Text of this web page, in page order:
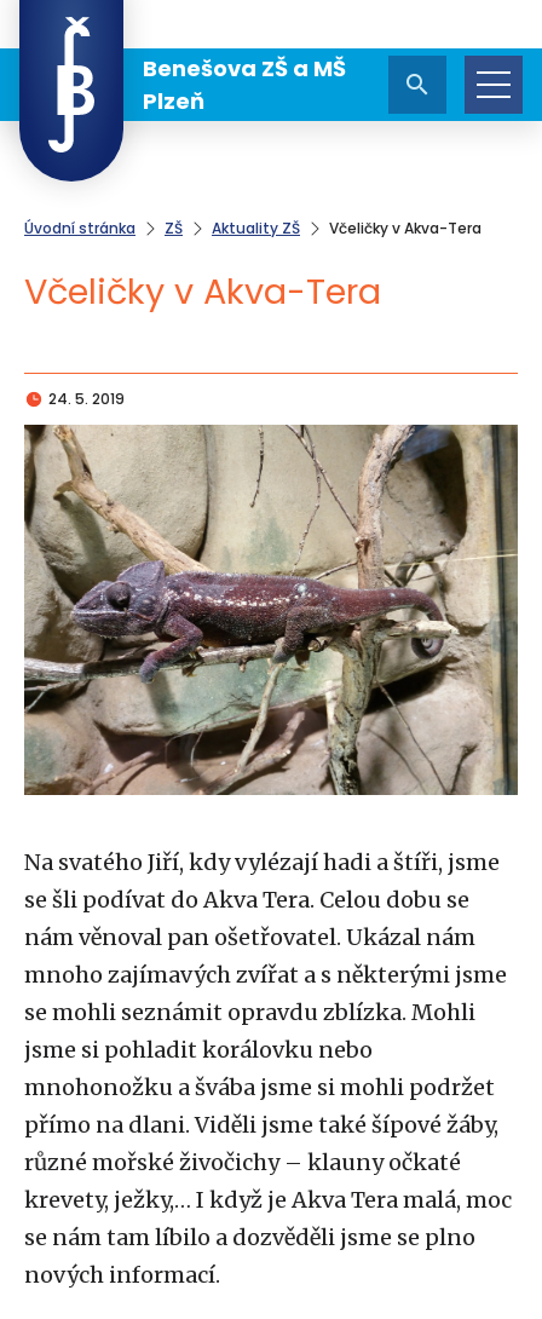
Benešova ZŠ a MŠ
Plzeň
Úvodní stránka ZŠ Aktuality ZŠ Včeličky v Akva-Tera
Včeličky v Akva-Tera
24. 5. 2019
Na svatého Jiří, kdy vylézají hadi a štíři, jsme
se šli podívat do Akva Tera. Celou dobu se
nám věnoval pan ošetřovatel. Ukázal nám
mnoho zajímavých zvířat a s některými jsme
se mohli seznámit opravdu zblízka. Mohli
jsme si pohladit korálovku nebo
mnohonožku a švába jsme si mohli podržet
přímo na dlani. Viděli jsme také šípové žáby,
různé mořské živočichy – klauny očkaté
krevety, ježky,… I když je Akva Tera malá, moc
se nám tam líbilo a dozvěděli jsme se plno
nových informací.